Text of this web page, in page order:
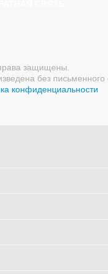
защищены.
без письменного
конфиденциальности